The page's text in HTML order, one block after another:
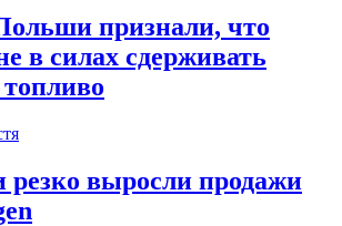
признали, что
в силах сдерживать
резко выросли продажи